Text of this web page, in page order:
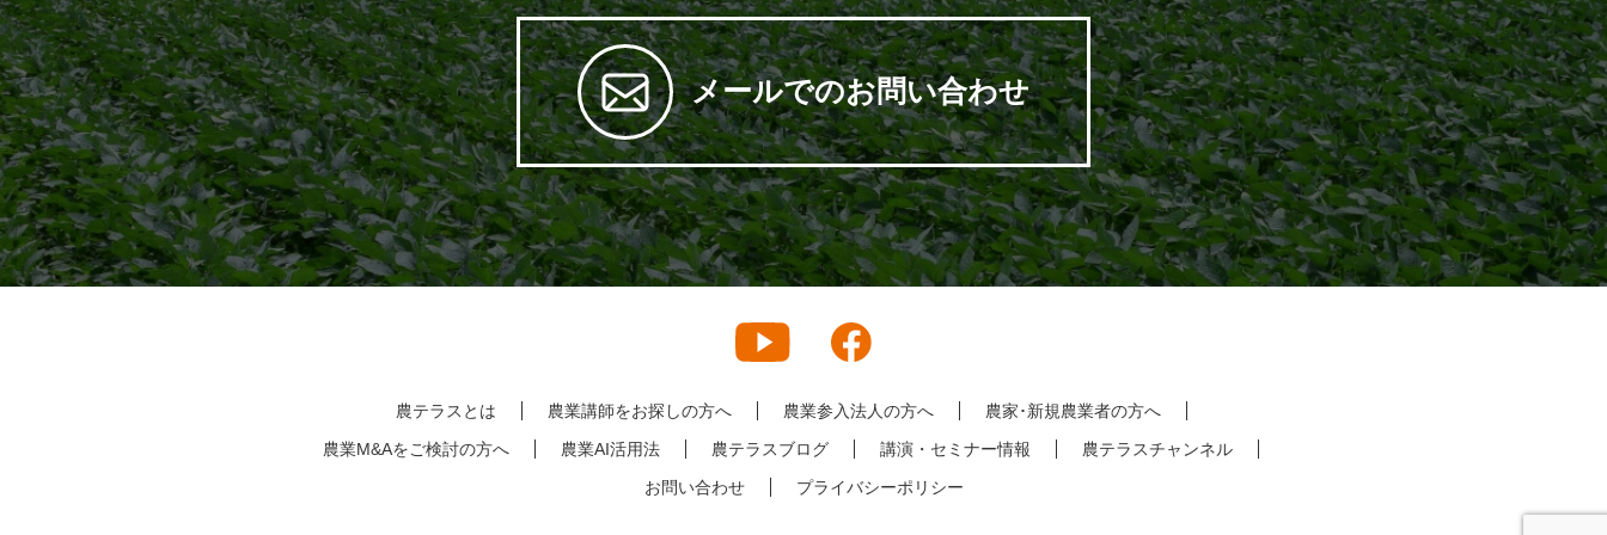
メールでのお問い合わせ
農テラスとは 農業講師をお探しの方へ 農業参入法人の方へ
農家･新規農業者の方へ
農業M&Aをご検討の方へ
農業AI活用法 農テラスブログ 講演・セミナー情報
農テラスチャンネル
お問い合わせ
プライバシーポリシー